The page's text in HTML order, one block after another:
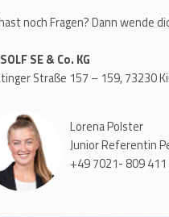
noch Fragen? Dann wende
SE & Co. KG
Straße 157 – 159, 73230
Lorena Polster
Junior Referentin
+49 7021- 809 411